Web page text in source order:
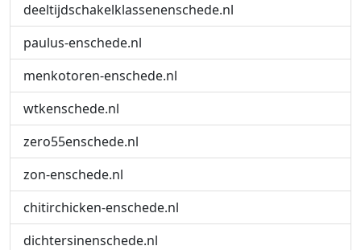
deeltijdschakelklassenenschede.nl
paulus-enschede.nl
menkotoren-enschede.nl
wtkenschede.nl
zero55enschede.nl
zon-enschede.nl
chitirchicken-enschede.nl
dichtersinenschede.nl